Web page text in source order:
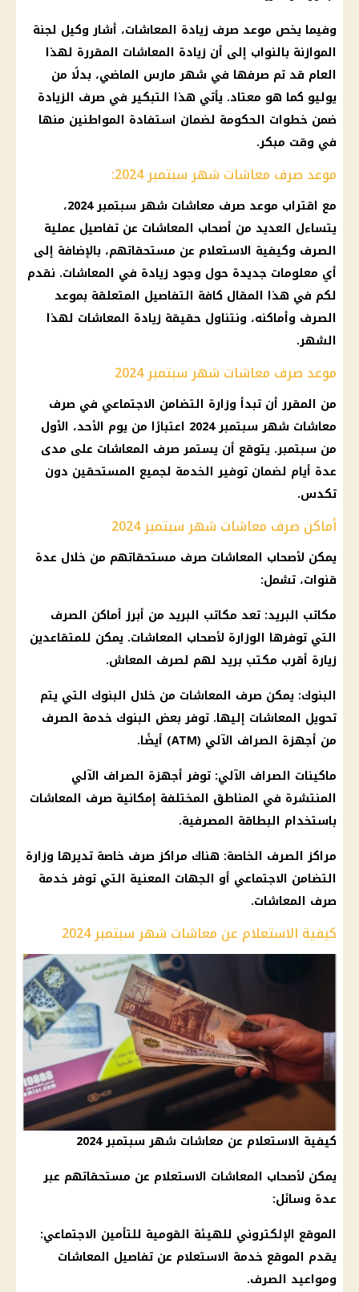
وفيما يخص موعد صرف زيادة المعاشات، أشار وكيل لجنة
الموازنة بالنواب إلى أن زيادة المعاشات المقررة لهذا
العام قد تم صرفها في شهر مارس الماضي، بدلًا من
يوليو كما هو معتاد. يأتي هذا التبكير في صرف الزيادة
ضمن خطوات الحكومة لضمان استفادة المواطنين منها
في وقت مبكر.
موعد صرف معاشات شهر سبتمبر 2024:
مع اقتراب موعد صرف معاشات شهر سبتمبر 2024،
يتساءل العديد من أصحاب المعاشات عن تفاصيل عملية
الصرف وكيفية الاستعلام عن مستحقاتهم، بالإضافة إلى
أي معلومات جديدة حول وجود زيادة في المعاشات. نقدم
لكم في هذا المقال كافة التفاصيل المتعلقة بموعد
الصرف وأماكنه، ونتناول حقيقة زيادة المعاشات لهذا
الشهر.
موعد صرف معاشات شهر سبتمبر 2024
من المقرر أن تبدأ وزارة التضامن الاجتماعي في صرف
معاشات شهر سبتمبر 2024 اعتبارًا من يوم الأحد، الأول
من سبتمبر. يتوقع أن يستمر صرف المعاشات على مدى
عدة أيام لضمان توفير الخدمة لجميع المستحقين دون
تكدس.
أماكن صرف معاشات شهر سبتمبر 2024
يمكن لأصحاب المعاشات صرف مستحقاتهم من خلال عدة
قنوات، تشمل:
مكاتب البريد: تعد مكاتب البريد من أبرز أماكن الصرف
التي توفرها الوزارة لأصحاب المعاشات. يمكن للمتقاعدين
زيارة أقرب مكتب بريد لهم لصرف المعاش.
البنوك: يمكن صرف المعاشات من خلال البنوك التي يتم
تحويل المعاشات إليها. توفر بعض البنوك خدمة الصرف
من أجهزة الصراف الآلي (ATM) أيضًا.
ماكينات الصراف الآلي: توفر أجهزة الصراف الآلي
المنتشرة في المناطق المختلفة إمكانية صرف المعاشات
باستخدام البطاقة المصرفية.
مراكز الصرف الخاصة: هناك مراكز صرف خاصة تديرها وزارة
التضامن الاجتماعي أو الجهات المعنية التي توفر خدمة
صرف المعاشات.
كيفية الاستعلام عن معاشات شهر سبتمبر 2024
كيفية الاستعلام عن معاشات شهر سبتمبر 2024
يمكن لأصحاب المعاشات الاستعلام عن مستحقاتهم عبر
عدة وسائل:
الموقع الإلكتروني للهيئة القومية للتأمين الاجتماعي:
يقدم الموقع خدمة الاستعلام عن تفاصيل المعاشات
ومواعيد الصرف.